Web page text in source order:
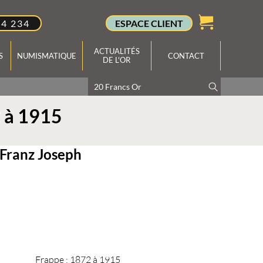
234 ESPACE CLIENT
NUMISMATIQUE
ACTUALITÉS
DE L'OR
CONTACT
1915
Joseph
Frappe : 1872 à 1915